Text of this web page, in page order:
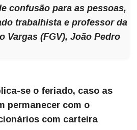
confusão para as pessoas,
trabalhista e professor da
Vargas (FGV), João Pedro
se o feriado, caso as
permanecer com o
com carteira